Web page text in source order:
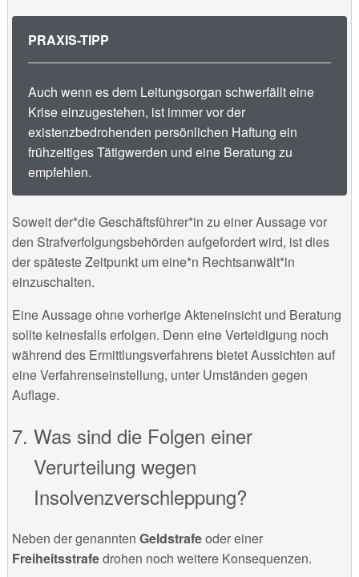
PRAXIS-TIPP
Auch wenn es dem Leitungsorgan schwerfällt eine
Krise einzugestehen, ist immer vor der
existenzbedrohenden persönlichen Haftung ein
frühzeitiges Tätigwerden und eine Beratung zu
empfehlen.
Soweit der*die Geschäftsführer*in zu einer Aussage vor
den Strafverfolgungsbehörden aufgefordert wird, ist dies
der späteste Zeitpunkt um eine*n Rechtsanwält*in
einzuschalten.
Eine Aussage ohne vorherige Akteneinsicht und Beratung
sollte keinesfalls erfolgen. Denn eine Verteidigung noch
während des Ermittlungsverfahrens bietet Aussichten auf
eine Verfahrenseinstellung, unter Umständen gegen
Auflage.
Was sind die Folgen einer
Verurteilung wegen
Insolvenzverschleppung?
Neben der genannten Geldstrafeoder einer
Freiheitsstrafedrohen noch weitere Konsequenzen.